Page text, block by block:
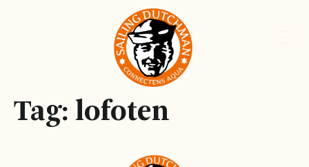
Tag: lofoten